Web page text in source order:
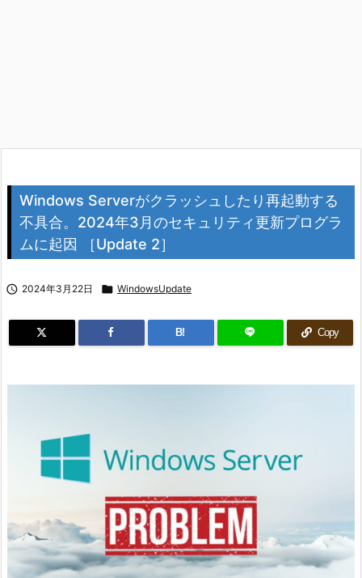
Windows Serverがクラッシュしたり再起動する
不具合。2024年3月のセキュリティ更新プログラ
ムに起因 ［Update 2］
 2024年3月22日  WindowsUpdate
B! Copy